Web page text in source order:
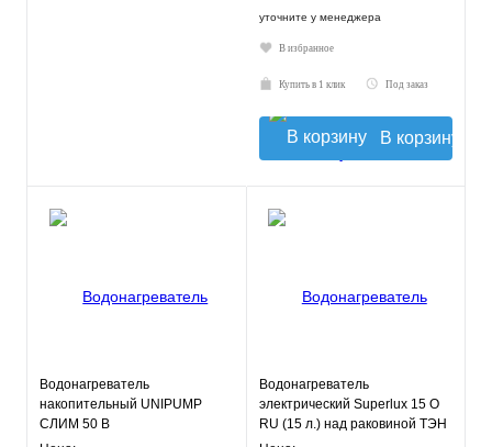
уточните у менеджера
В избранное
Купить в 1 клик Под заказ
В корзину
Водонагреватель
накопительный UNIPUMP
СЛИМ 50 В
Водонагреватель
электрический Superlux 15 O
RU (15 л.) над раковиной ТЭН
1,2 кВт.